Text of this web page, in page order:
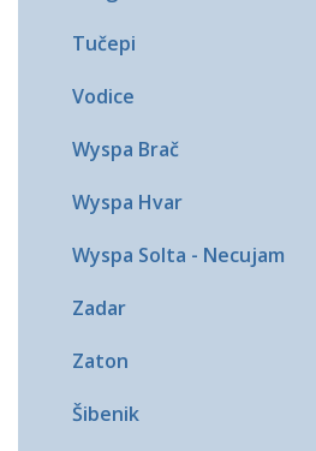
Tučepi
Vodice
Wyspa Brač
Wyspa Hvar
Wyspa Solta - Necujam
Zadar
Zaton
Šibenik